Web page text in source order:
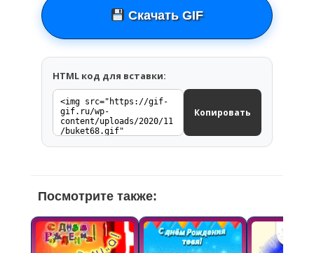
Скачать GIF
HTML код для вставки:
Копировать
Посмотрите также: